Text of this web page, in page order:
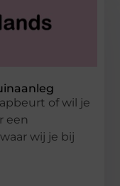
of wil je
een
wij je bij